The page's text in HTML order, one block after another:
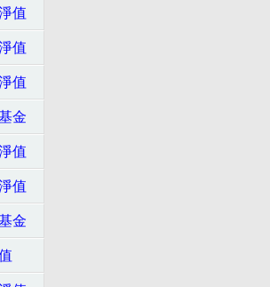
值
值
值
金
值
值
金